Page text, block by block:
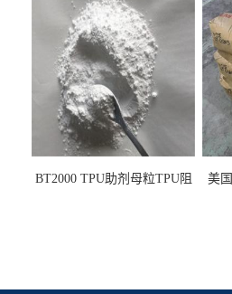
BT2000 德国BIORICH 聚烯烃
PE阻燃剂TPE无卤阻燃剂油
墨阻燃剂 TPU抗黄变剂 抗黄
变耐黄剂
燃
剂